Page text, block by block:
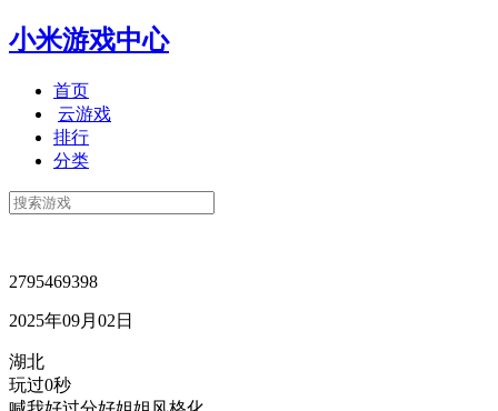
小米游戏中心
首页
云游戏
排行
分类
2795469398
2025年09月02日
湖北
玩过0秒